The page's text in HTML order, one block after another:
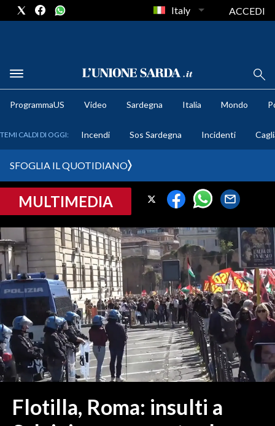
METEO
CRONACA SARDEGNA
PROVINCIA DI CAGLIARI
SULCIS IGLESIENTE
MEDIO CAMPIDANO
ORISTANO E PROVINCIA
SASSARI E PROVINCIA
GALLURA
NUORO E PROVINCIA
OGLIASTRA
Italy ACCEDI
ProgrammaUS Video Sardegna Italia Mondo
TEMI CALDI DI OGGI: Incendi Sos Sardegna Incidenti
SFOGLIA IL QUOTIDIANO
MULTIMEDIA
Flotilla, Roma: insulti a